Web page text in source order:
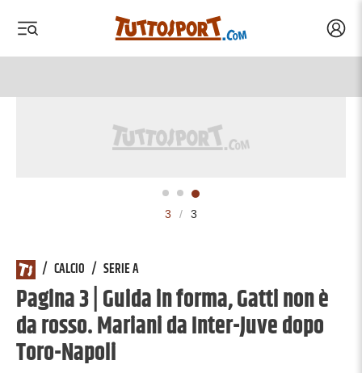
3 / 3
/ CALCIO / SERIE A
Pagina 3 | Guida in forma, Gatti non è
da rosso. Mariani da Inter-Juve dopo
Toro-Napoli